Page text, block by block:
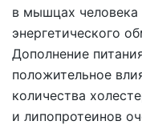
в мышцах человека
энергетического
Дополнение
положительное
количества
и липопротеинов